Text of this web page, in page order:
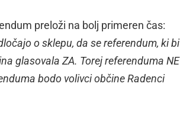
preloži na bolj primeren čas:
o sklepu, da se referendum, ki bi
glasovala ZA. Torej referenduma NE
bodo volivci občine Radenci